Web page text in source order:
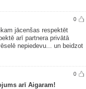
0
jācenšas respektēt
arī partnera privātā
nepiedevu... un beidzot
0
arī Aigaram!